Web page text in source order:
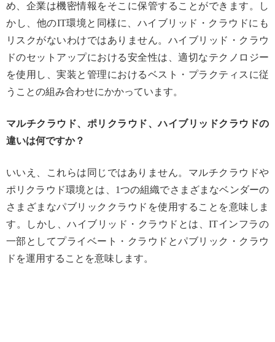
め、企業は機密情報をそこに保管することができます。し
かし、他のIT環境と同様に、ハイブリッド・クラウドにも
リスクがないわけではありません。ハイブリッド・クラウ
ドのセットアップにおける安全性は、適切なテクノロジー
を使用し、実装と管理におけるベスト・プラクティスに従
うことの組み合わせにかかっています。
マルチクラウド、ポリクラウド、ハイブリッドクラウドの
違いは何ですか？
いいえ、これらは同じではありません。マルチクラウドや
ポリクラウド環境とは、1つの組織でさまざまなベンダーの
さまざまなパブリッククラウドを使用することを意味しま
す。しかし、ハイブリッド・クラウドとは、ITインフラの
一部としてプライベート・クラウドとパブリック・クラウ
ドを運用することを意味します。